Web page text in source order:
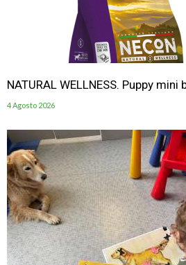
NATURAL WELLNESS. Puppy
4 Agosto 2026